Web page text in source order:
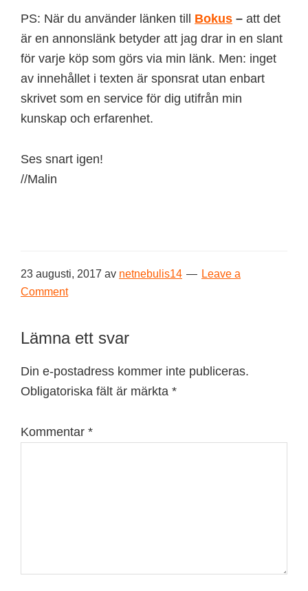
PS: När du använder länken till Bokus – att det
är en annonslänk betyder att jag drar in en slant
för varje köp som görs via min länk. Men: inget
av innehållet i texten är sponsrat utan enbart
skrivet som en service för dig utifrån min
kunskap och erfarenhet.
Ses snart igen!
//Malin
23 augusti, 2017 av netnebulis14
Leave a
Comment
Reader
Interactions
Lämna ett svar
Din e-postadress kommer inte publiceras.
Obligatoriska fält är märkta *
Kommentar *